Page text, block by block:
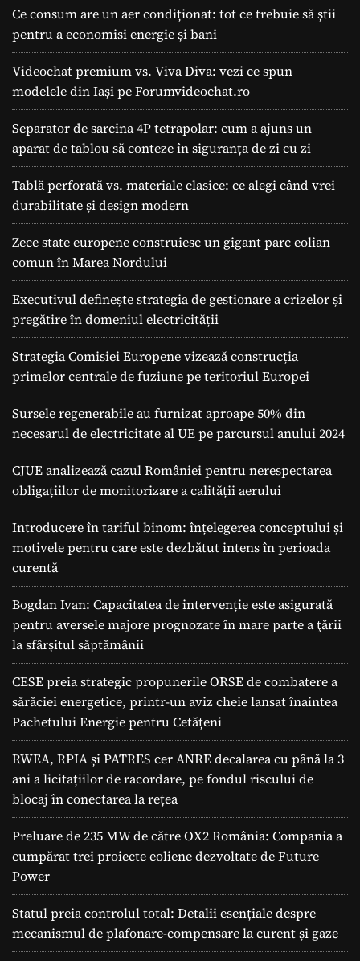
Ce consum are un aer condiționat: tot ce trebuie să știi
pentru a economisi energie și bani
Videochat premium vs. Viva Diva: vezi ce spun
modelele din Iași pe Forumvideochat.ro
Separator de sarcina 4P tetrapolar: cum a ajuns un
aparat de tablou să conteze în siguranța de zi cu zi
Tablă perforată vs. materiale clasice: ce alegi când vrei
durabilitate și design modern
Zece state europene construiesc un gigant parc eolian
comun în Marea Nordului
Executivul definește strategia de gestionare a crizelor și
pregătire în domeniul electricității
Strategia Comisiei Europene vizează construcția
primelor centrale de fuziune pe teritoriul Europei
Sursele regenerabile au furnizat aproape 50% din
necesarul de electricitate al UE pe parcursul anului 2024
CJUE analizează cazul României pentru nerespectarea
obligațiilor de monitorizare a calității aerului
Introducere în tariful binom: înțelegerea conceptului și
motivele pentru care este dezbătut intens în perioada
curentă
Bogdan Ivan: Capacitatea de intervenție este asigurată
pentru aversele majore prognozate în mare parte a ţării
la sfârșitul săptămânii
CESE preia strategic propunerile ORSE de combatere a
sărăciei energetice, printr-un aviz cheie lansat înaintea
Pachetului Energie pentru Cetățeni
RWEA, RPIA și PATRES cer ANRE decalarea cu până la 3
ani a licitațiilor de racordare, pe fondul riscului de
blocaj în conectarea la rețea
Preluare de 235 MW de către OX2 România: Compania a
cumpărat trei proiecte eoliene dezvoltate de Future
Power
Statul preia controlul total: Detalii esențiale despre
mecanismul de plafonare-compensare la curent și gaze